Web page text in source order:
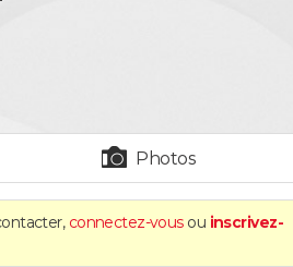
Photos
connectez-vousou inscrivez-